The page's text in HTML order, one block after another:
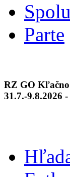
Parte
RZ GO Kľačno
31.7.-9.8.2026